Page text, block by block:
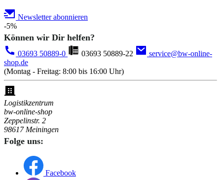
Newsletter abonnieren
-5%
Können wir Dir helfen?
03693 50889-0 03693 50889-22
service@bw-online-
shop.de
(Montag - Freitag: 8:00 bis 16:00 Uhr)
Logistikzentrum
bw-online-shop
Zeppelinstr. 2
98617 Meiningen
Folge uns:
Facebook